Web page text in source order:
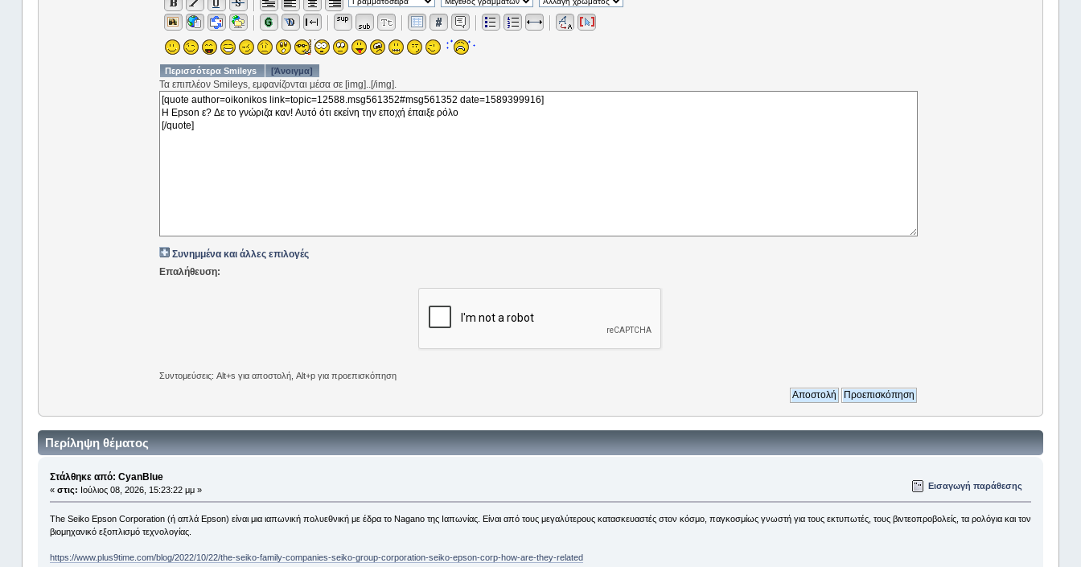
Περισσότερα Smileys [Άνοιγμα]
Τα επιπλέον Smileys, εμφανίζονται μέσα σε [img]..[/img].
Συνημμένα και άλλες επιλογές
Επαλήθευση:
Συντομεύσεις: Alt+s για αποστολή, Alt+p για προεπισκόπηση
Περίληψη θέματος
Στάλθηκε από: CyanBlue
« στις: Ιούλιος 08, 2026, 15:23:22 μμ » Εισαγωγή παράθεσης
The Seiko Epson Corporation (ή απλά Epson) είναι μια ιαπωνική πολυεθνική με έδρα το Nagano της Ιαπωνίας. Είναι από τους μεγαλύτερους κατασκευαστές στον κόσμο, παγκοσμίως γνωστή για τους εκτυπωτές, τους βιντεοπροβολείς, τα ρολόγια και τον
βιομηχανικό εξοπλισμό τεχνολογίας.
https://www.plus9time.com/blog/2022/10/22/the-seiko-family-companies-seiko-group-corporation-seiko-epson-corp-how-are-they-related